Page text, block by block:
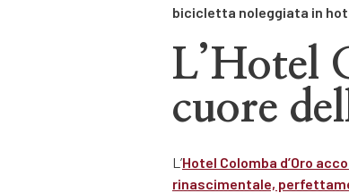
bicicletta noleggiata in
L’Hotel
cuore
L’Hotel Colomba d’Oro
rinascimentale,